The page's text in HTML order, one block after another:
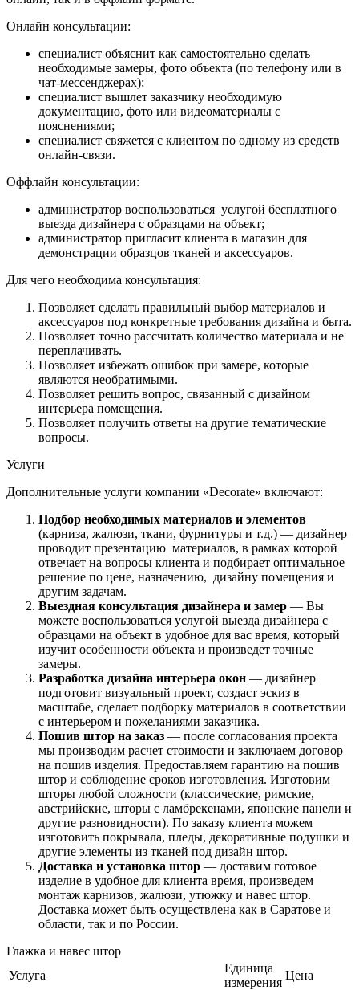
Онлайн консультации:
специалист объяснит как самостоятельно сделать
необходимые замеры, фото объекта (по телефону или в
чат-мессенджерах);
специалист вышлет заказчику необходимую
документацию, фото или видеоматериалы с
пояснениями;
специалист свяжется с клиентом по одному из средств
онлайн-связи.
Оффлайн консультации:
администратор воспользоваться услугой бесплатного
выезда дизайнера с образцами на объект;
администратор пригласит клиента в магазин для
демонстрации образцов тканей и аксессуаров.
Для чего необходима консультация:
Позволяет сделать правильный выбор материалов и
аксессуаров под конкретные требования дизайна и быта.
Позволяет точно рассчитать количество материала и не
переплачивать.
Позволяет избежать ошибок при замере, которые
являются необратимыми.
Позволяет решить вопрос, связанный с дизайном
интерьера помещения.
Позволяет получить ответы на другие тематические
вопросы.
Услуги
Дополнительные услуги компании «Decorate» включают:
Подбор необходимых материалов и элементов
(карниза, жалюзи, ткани, фурнитуры и т.д.) — дизайнер
проводит презентацию материалов, в рамках которой
отвечает на вопросы клиента и подбирает оптимальное
решение по цене, назначению, дизайну помещения и
другим задачам.
Выездная консультация дизайнера и замер — Вы
можете воспользоваться услугой выезда дизайнера с
образцами на объект в удобное для вас время, который
изучит особенности объекта и произведет точные
замеры.
Разработка дизайна интерьера окон — дизайнер
подготовит визуальный проект, создаст эскиз в
масштабе, сделает подборку материалов в соответствии
с интерьером и пожеланиями заказчика.
Пошив штор на заказ — после согласования проекта
мы производим расчет стоимости и заключаем договор
на пошив изделия. Предоставляем гарантию на пошив
штор и соблюдение сроков изготовления. Изготовим
шторы любой сложности (классические, римские,
австрийские, шторы с ламбрекенами, японские панели и
другие разновидности). По заказу клиента можем
изготовить покрывала, пледы, декоративные подушки и
другие элементы из тканей под дизайн штор.
Доставка и установка штор — доставим готовое
изделие в удобное для клиента время, произведем
монтаж карнизов, жалюзи, утюжку и навес штор.
Доставка может быть осуществлена как в Саратове и
области, так и по России.
Глажка и навес штор
Услуга
Единица
измерения
Цена